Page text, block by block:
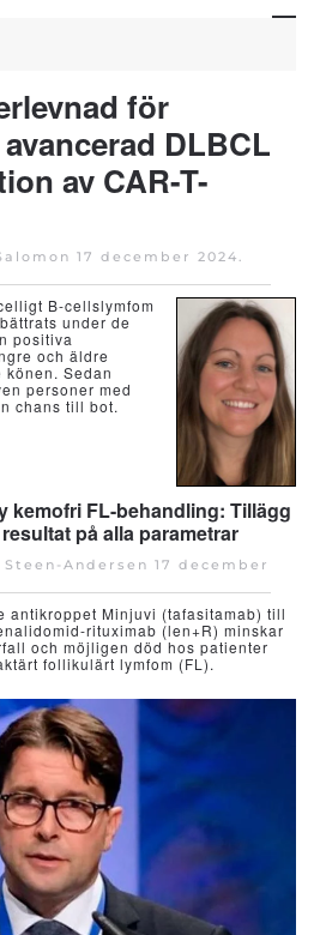
för
DLBCL
av CAR-T-
17 december 2024.
B-cellslymfom
under de
positiva
och äldre
Sedan
personer med
chans till bot.
kemofri FL-behandling: Tillägg
på alla parametrar
Andersen 17 december
antikroppet Minjuvi (tafasitamab) till
rituximab (len+R) minskar
och möjligen död hos patienter
follikulärt lymfom (FL).